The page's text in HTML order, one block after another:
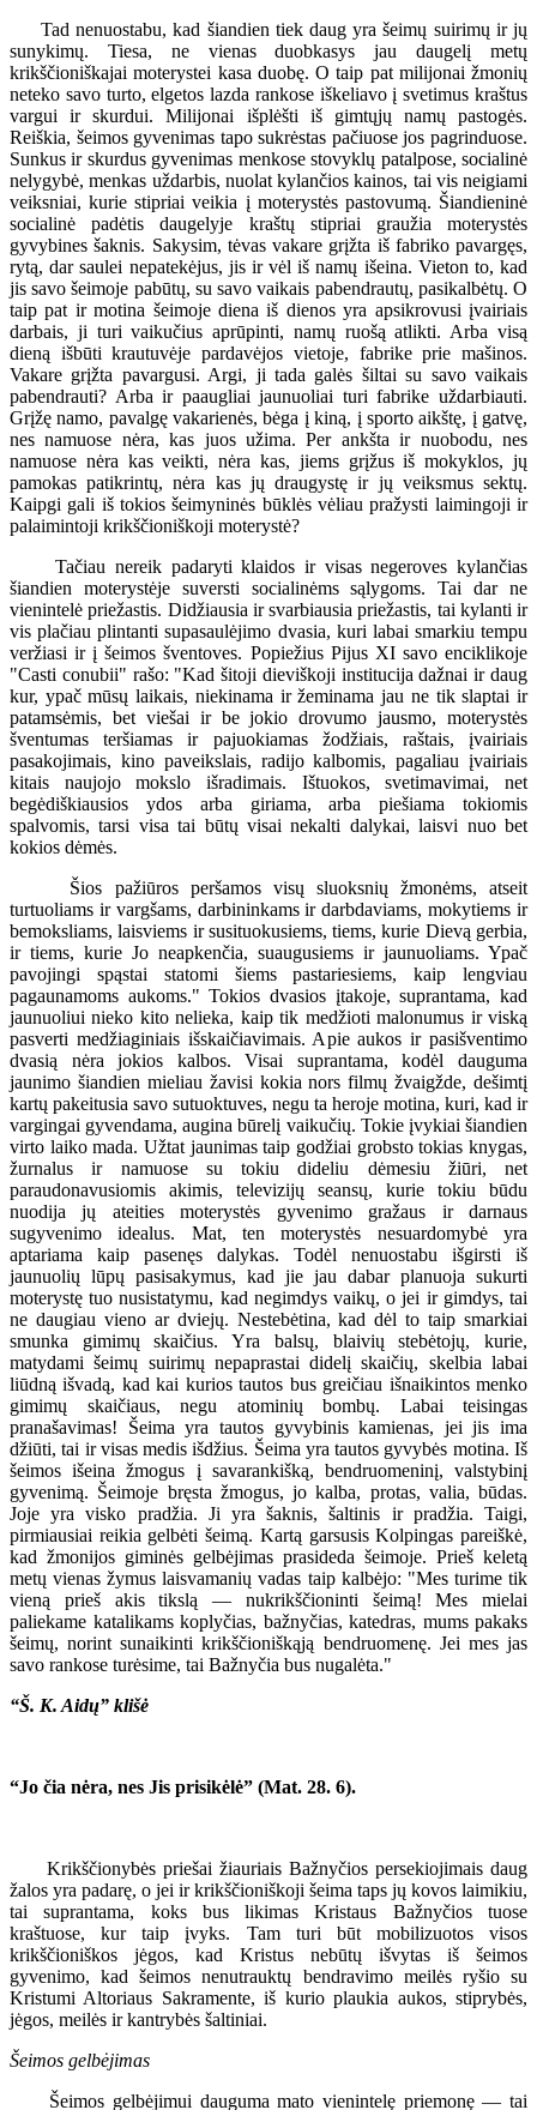
Tad nenuostabu, kad šiandien tiek daug yra šeimų suirimų ir jų
sunykimų. Tiesa, ne vienas duobkasys jau daugelį metų
krikščioniškajai moterystei kasa duobę. O taip pat milijonai žmonių
neteko savo turto, elgetos lazda rankose iškeliavo į svetimus kraštus
vargui ir skurdui. Milijonai išplėšti iš gimtųjų namų pastogės.
Reiškia, šeimos gyvenimas tapo sukrėstas pačiuose jos pagrinduose.
Sunkus ir skurdus gyvenimas menkose stovyklų patalpose, socialinė
nelygybė, menkas uždarbis, nuolat kylančios kainos, tai vis neigiami
veiksniai, kurie stipriai veikia į moterystės pastovumą. Šiandieninė
socialinė padėtis daugelyje kraštų stipriai graužia moterystės
gyvybines šaknis. Sakysim, tėvas vakare grįžta iš fabriko pavargęs,
rytą, dar saulei nepatekėjus, jis ir vėl iš namų išeina. Vieton to, kad
jis savo šeimoje pabūtų, su savo vaikais pabendrautų, pasikalbėtų. O
taip pat ir motina šeimoje diena iš dienos yra apsikrovusi įvairiais
darbais, ji turi vaikučius aprūpinti, namų ruošą atlikti. Arba visą
dieną išbūti krautuvėje pardavėjos vietoje, fabrike prie mašinos.
Vakare grįžta pavargusi. Argi, ji tada galės šiltai su savo vaikais
pabendrauti? Arba ir paaugliai jaunuoliai turi fabrike uždarbiauti.
Grįžę namo, pavalgę vakarienės, bėga į kiną, į sporto aikštę, į gatvę,
nes namuose nėra, kas juos užima. Per ankšta ir nuobodu, nes
namuose nėra kas veikti, nėra kas, jiems grįžus iš mokyklos, jų
pamokas patikrintų, nėra kas jų draugystę ir jų veiksmus sektų.
Kaipgi gali iš tokios šeimyninės būklės vėliau pražysti laimingoji ir
palaimintoji krikščioniškoji moterystė?
Tačiau nereik padaryti klaidos ir visas negeroves kylančias
šiandien moterystėje suversti socialinėms sąlygoms. Tai dar ne
vienintelė priežastis. Didžiausia ir svarbiausia priežastis, tai kylanti ir
vis plačiau plintanti supasaulėjimo dvasia, kuri labai smarkiu tempu
veržiasi ir į šeimos šventoves. Popiežius Pijus XI savo enciklikoje
"Casti conubii" rašo: "Kad šitoji dieviškoji institucija dažnai ir daug
kur, ypač mūsų laikais, niekinama ir žeminama jau ne tik slaptai ir
patamsėmis, bet viešai ir be jokio drovumo jausmo, moterystės
šventumas teršiamas ir pajuokiamas žodžiais, raštais, įvairiais
pasakojimais, kino paveikslais, radijo kalbomis, pagaliau įvairiais
kitais naujojo mokslo išradimais. Ištuokos, svetimavimai, net
begėdiškiausios ydos arba giriama, arba piešiama tokiomis
spalvomis, tarsi visa tai būtų visai nekalti dalykai, laisvi nuo bet
kokios dėmės.
Šios pažiūros peršamos visų sluoksnių žmonėms, atseit
turtuoliams ir vargšams, darbininkams ir darbdaviams, mokytiems ir
bemoksliams, laisviems ir susituokusiems, tiems, kurie Dievą gerbia,
ir tiems, kurie Jo neapkenčia, suaugusiems ir jaunuoliams. Ypač
pavojingi spąstai statomi šiems pastariesiems, kaip lengviau
pagaunamoms aukoms." Tokios dvasios įtakoje, suprantama, kad
jaunuoliui nieko kito nelieka, kaip tik medžioti malonumus ir viską
pasverti medžiaginiais išskaičiavimais. Apie aukos ir pasišventimo
dvasią nėra jokios kalbos. Visai suprantama, kodėl dauguma
jaunimo šiandien mieliau žavisi kokia nors filmų žvaigžde, dešimtį
kartų pakeitusia savo sutuoktuves, negu ta heroje motina, kuri, kad ir
vargingai gyvendama, augina būrelį vaikučių. Tokie įvykiai šiandien
virto laiko mada. Užtat jaunimas taip godžiai grobsto tokias knygas,
žurnalus ir namuose su tokiu dideliu dėmesiu žiūri, net
paraudonavusiomis akimis, televizijų seansų, kurie tokiu būdu
nuodija jų ateities moterystės gyvenimo gražaus ir darnaus
sugyvenimo idealus. Mat, ten moterystės nesuardomybė yra
aptariama kaip pasenęs dalykas. Todėl nenuostabu išgirsti iš
jaunuolių lūpų pasisakymus, kad jie jau dabar planuoja sukurti
moterystę tuo nusistatymu, kad negimdys vaikų, o jei ir gimdys, tai
ne daugiau vieno ar dviejų. Nestebėtina, kad dėl to taip smarkiai
smunka gimimų skaičius. Yra balsų, blaivių stebėtojų, kurie,
matydami šeimų suirimų nepaprastai didelį skaičių, skelbia labai
liūdną išvadą, kad kai kurios tautos bus greičiau išnaikintos menko
gimimų skaičiaus, negu atominių bombų. Labai teisingas
pranašavimas! Šeima yra tautos gyvybinis kamienas, jei jis ima
džiūti, tai ir visas medis išdžius. Šeima yra tautos gyvybės motina. Iš
šeimos išeina žmogus į savarankišką, bendruomeninį, valstybinį
gyvenimą. Šeimoje bręsta žmogus, jo kalba, protas, valia, būdas.
Joje yra visko pradžia. Ji yra šaknis, šaltinis ir pradžia. Taigi,
pirmiausiai reikia gelbėti šeimą. Kartą garsusis Kolpingas pareiškė,
kad žmonijos giminės gelbėjimas prasideda šeimoje. Prieš keletą
metų vienas žymus laisvamanių vadas taip kalbėjo: "Mes turime tik
vieną prieš akis tikslą — nukrikščioninti šeimą! Mes mielai
paliekame katalikams koplyčias, bažnyčias, katedras, mums pakaks
šeimų, norint sunaikinti krikščioniškąją bendruomenę. Jei mes jas
savo rankose turėsime, tai Bažnyčia bus nugalėta."
“Š. K. Aidų” klišė
“Jo čia nėra, nes Jis prisikėlė” (Mat. 28. 6).
Krikščionybės priešai žiauriais Bažnyčios persekiojimais daug
žalos yra padarę, o jei ir krikščioniškoji šeima taps jų kovos laimikiu,
tai suprantama, koks bus likimas Kristaus Bažnyčios tuose
kraštuose, kur taip įvyks. Tam turi būt mobilizuotos visos
krikščioniškos jėgos, kad Kristus nebūtų išvytas iš šeimos
gyvenimo, kad šeimos nenutrauktų bendravimo meilės ryšio su
Kristumi Altoriaus Sakramente, iš kurio plaukia aukos, stiprybės,
jėgos, meilės ir kantrybės šaltiniai.
Šeimos gelbėjimas
Šeimos gelbėjimui dauguma mato vienintelę priemonę — tai